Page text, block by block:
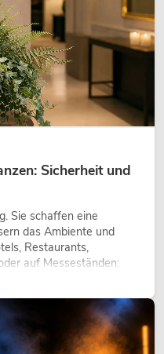
Sicherheit und
Sie schaffen eine
das Ambiente und
Restaurants,
auf Messeständen:
heute längst zum